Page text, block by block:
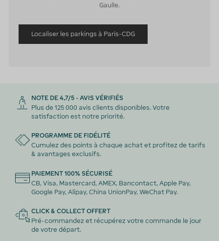
Gaulle.
Localiser les parkings à Paris-CDG
NOTE DE 4,7/5 - AVIS VÉRIFIÉS
Plus de 125 000 avis clients disponibles. Votre
satisfaction est notre priorité.
PROGRAMME DE FIDÉLITÉ
Cumulez des points à chaque achat et profitez de tarifs
& avantages exclusifs.
PAIEMENT 100% SÉCURISÉ
CB, Visa, Mastercard, AMEX, Bancontact, Apple Pay,
Google Pay, Alipay, China UnionPay, WeChat Pay.
CLICK & COLLECT OFFERT
Pré-commandez et récupérez votre commande le jour
de votre départ.